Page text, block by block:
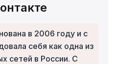
в 2006 году и с
себя как одна из
сетей в России. С